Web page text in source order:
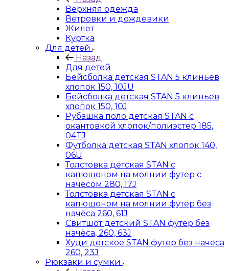
Верхняя одежда
Ветровки и дождевики
Жилет
Куртка
Для детей
Назад
Для детей
Бейсболка детская STAN 5 клиньев
хлопок 150, 10JU
Бейсболка детская STAN 5 клиньев
хлопок 150, 10J
Рубашка поло детская STAN с
окантовкой хлопок/полиэстер 185,
04TJ
Футболка детская STAN хлопок 140,
06U
Толстовка детская STAN с
капюшоном на молнии футер с
начёсом 280, 17J
Толстовка детская STAN с
капюшоном на молнии футер без
начёса 260, 61J
Свитшот детский STAN футер без
начёса, 260, 63J
Худи детское STAN футер без начеса
260, 23J
Рюкзаки и сумки